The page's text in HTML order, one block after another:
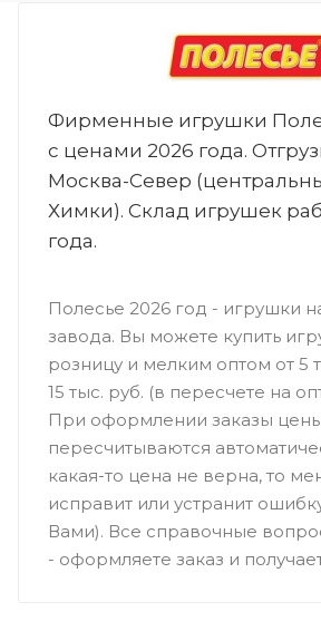
Фирменные игрушки
с ценами 2026 года.
Москва-Север
Химки). Склад игрушек
года.
Полесье 2026 год - игрушки
завода. Вы можете купить
розницу и мелким оптом от 5
15 тыс. руб. (в пересчете на
При оформлении заказы
пересчитываются
какая-то цена не верна, то
исправит или устранит
Вами). Все справочные
- оформляете заказ и